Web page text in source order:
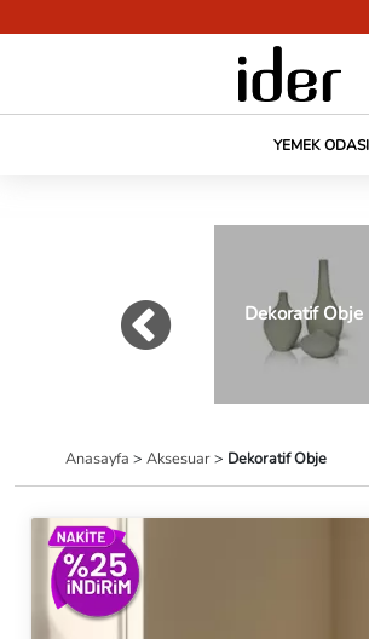
YEMEK ODASI
Dekoratif Obje
Anasayfa > Aksesuar> Dekoratif Obje